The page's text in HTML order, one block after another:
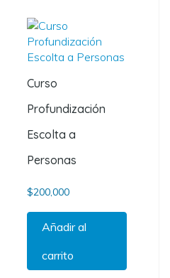
Curso
Profundización
Escolta a
Personas
$200,000
Añadir al
carrito